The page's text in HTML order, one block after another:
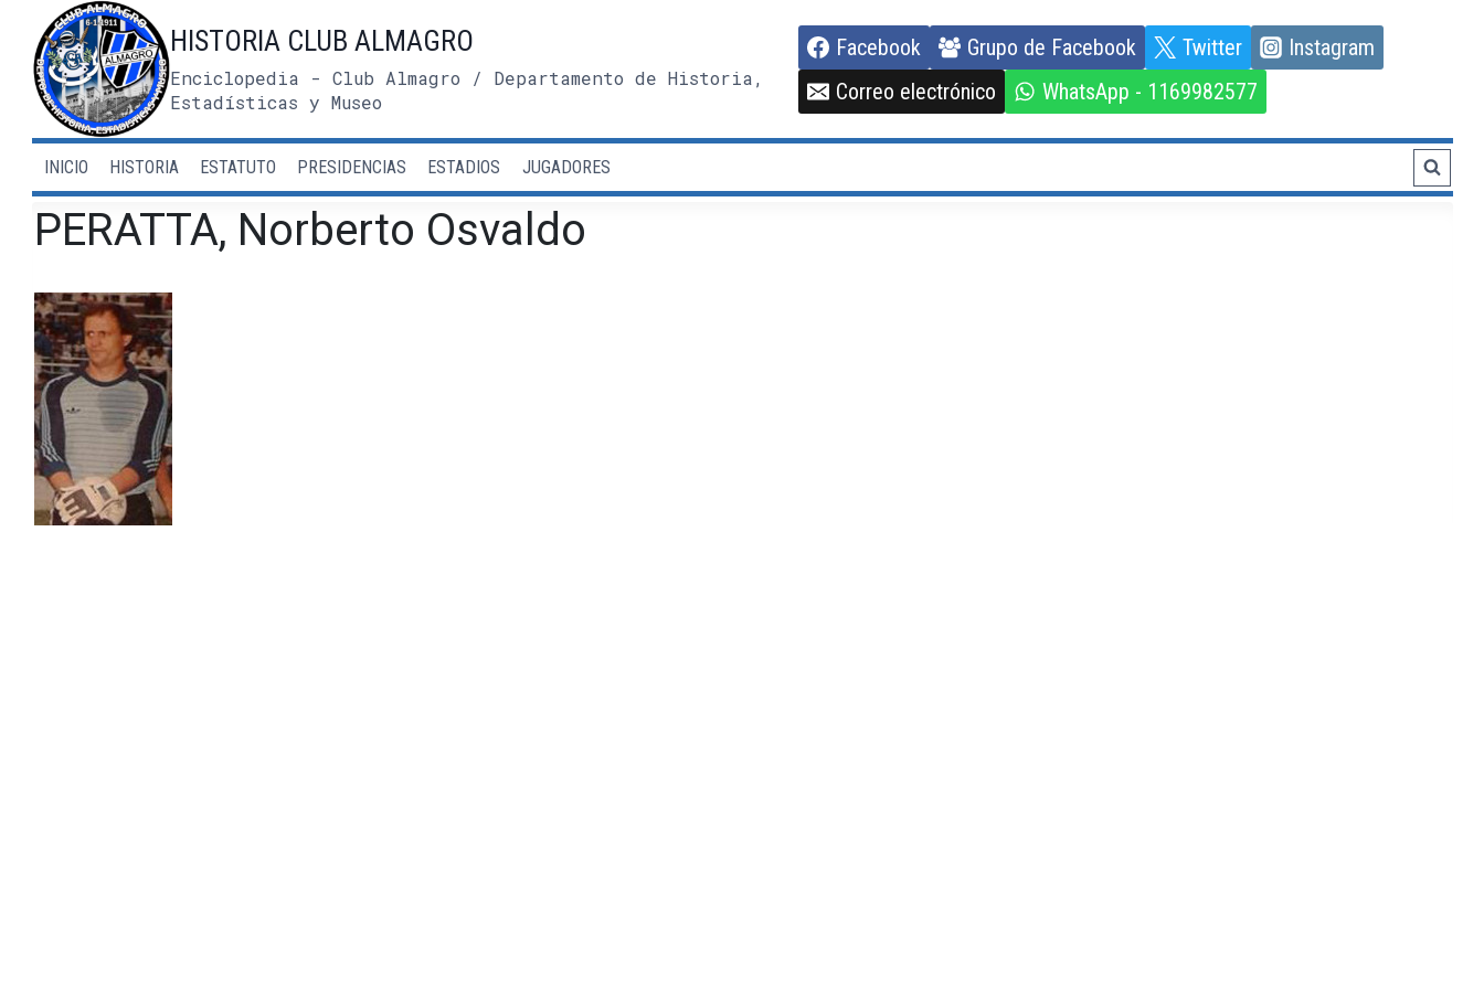
contenido
HISTORIA CLUB ALMAGRO
Enciclopedia - Club Almagro / Departamento de Historia,
Estadísticas y Museo
Facebook Grupo de Facebook Twitter
Instagram
Correo electrónico
WhatsApp - 1169982577
INICIO HISTORIA ESTATUTO PRESIDENCIAS ESTADIOS JUGADORES
PERATTA, Norberto Osvaldo